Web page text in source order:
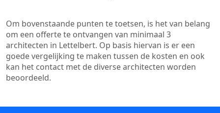
Om bovenstaande punten te toetsen, is het van belang
om een offerte te ontvangen van minimaal 3
architecten in Lettelbert. Op basis hiervan is er een
goede vergelijking te maken tussen de kosten en ook
kan het contact met de diverse architecten worden
beoordeeld.